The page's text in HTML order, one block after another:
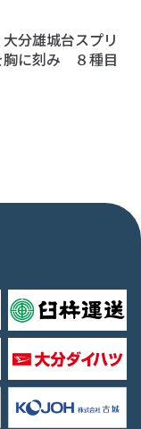
分雄城台スプリ
に刻み ８種目